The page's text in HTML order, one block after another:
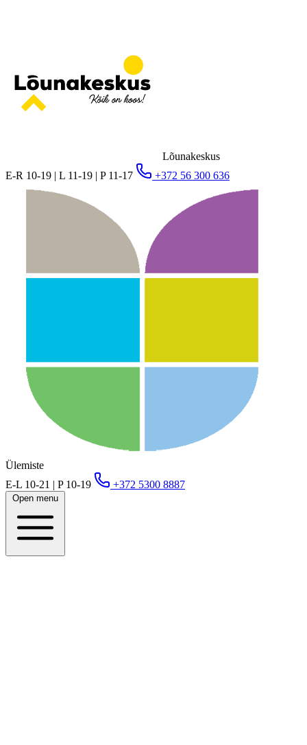
Lõunakeskus
E-R 10-19 | L 11-19 | P 11-17
+372 56 300 636
Ülemiste
E-L 10-21 | P 10-19
+372 5300 8887
Open menu